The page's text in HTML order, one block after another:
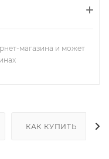
магазина и может
КАК КУПИТЬ